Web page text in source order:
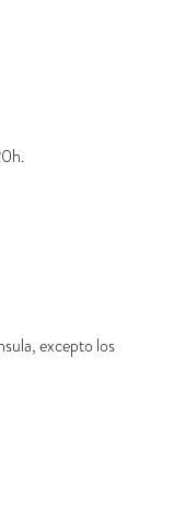
excepto los